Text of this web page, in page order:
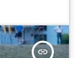
insert_link